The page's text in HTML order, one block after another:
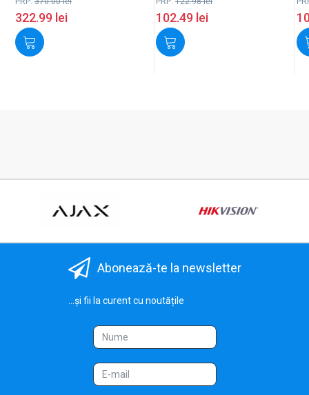
322.99 lei 102.49 lei
Abonează-te la newsletter
...și fii la curent cu noutățile